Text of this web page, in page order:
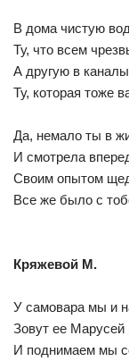
В дома чистую
Ту, что всем
А другую в
Ту, которая тоже
Да, немало ты в
И смотрела
Своим опытом
Все же было с
Кряжевой М.
У самовара мы и
Зовут ее Марусей
И поднимаем мы